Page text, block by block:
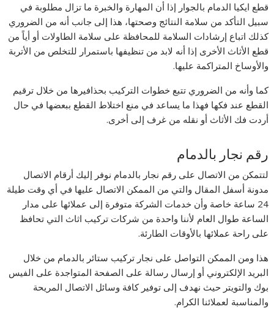
قطع ايكيا الدمام بالجوار إذا أن المهارة والخبرة ما تزال مطلوبة في
سبيل التأكد من سلامة النتائج وصحتها، هذا إلى جانب أنه من الضروري
كذلك اتباع إرشادات السلامة للمحافظة على سلامة الطاولات أو أياً من
قطع الأثاث الأخرى إذا أنه لابد من تنظيفها باستمرار للتخلص من الأتربة
والأوساخ المتراكمة عليها.
كما وأنه من الضروري تتبع خطوات التركيب بحذافيرها من خلال ترقيم
القطع عند فكها فهذا ما يساعد في منع اختلاط القطع ببعضها في حال
أردت فك الأثاث أو نقله من غرف إلى أخرى.
رقم نجار بالدمام
لتتمكن من الاتصال على رقم نجار بالدمام نوفر إليك أرقام الاتصال
مدونة أسفل المقال والتي من الممكن الاتصال عليها في أي وقت طيلة
24 ساعة خاصة وأن خدمات الشركة متوفرة إلى عملائها على مدار
الساعة طوال العام لأننا واحدة من شركات تركيب اثاث التي تحافظ
على راحة عملائها بالأوقات الطارئة.
هذا ومن الممكن التواصل على نجار تركيب ستائر بالدمام من خلال
البريد الإلكتروني أو إرسال رسالة على الصفحة المتواجدة على الفيس
بوك والتويتر حيث نهدف إلى توفير كافة وسائل الاتصال المريحة
والمناسبة لعملائنا الكرام.